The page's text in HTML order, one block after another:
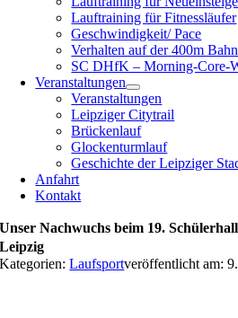
Lauftraining für Fitnessläufer
Geschwindigkeit/ Pace
Verhalten auf der 400m Bahn
SC DHfK – Morning-Core-
Veranstaltungen
Veranstaltungen
Leipziger Citytrail
Brückenlauf
Glockenturmlauf
Geschichte der Leipziger
Anfahrt
Kontakt
Unser Nachwuchs beim 19.
Leipzig
Kategorien:Laufsportveröffentlicht am: